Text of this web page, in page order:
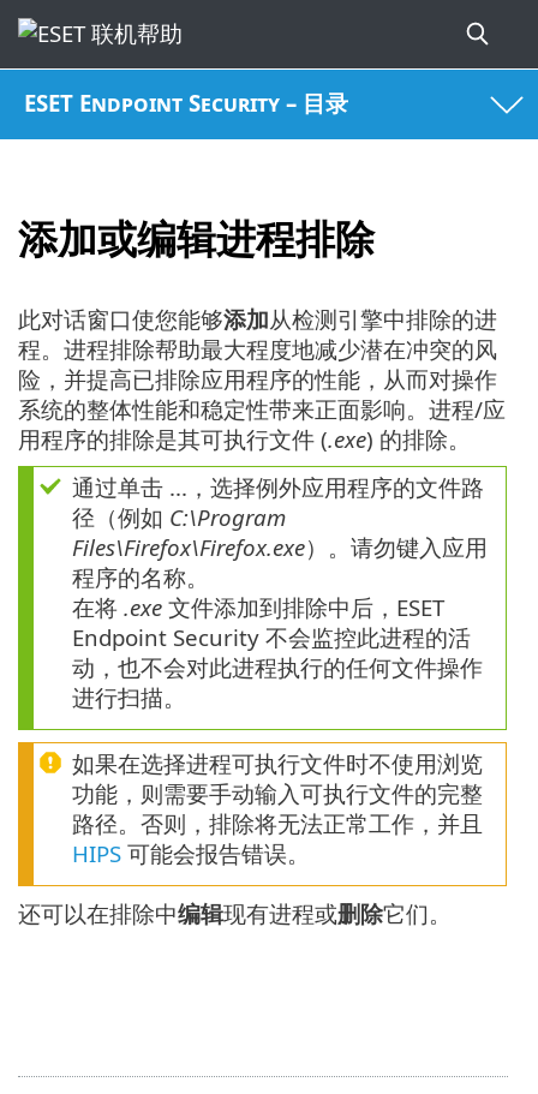
ESET Endpoint Security – 目录
添加或编辑进程排除
此对话窗口使您能够添加从检测引擎中排除的进
程。进程排除帮助最大程度地减少潜在冲突的风
险，并提高已排除应用程序的性能，从而对操作
系统的整体性能和稳定性带来正面影响。进程/应
用程序的排除是其可执行文件 (.exe) 的排除。
通过单击 ...，选择例外应用程序的文件路
径（例如 C:\Program
Files\Firefox\Firefox.exe）。请勿键入应用
程序的名称。
在将 .exe 文件添加到排除中后，ESET
Endpoint Security 不会监控此进程的活
动，也不会对此进程执行的任何文件操作
进行扫描。
如果在选择进程可执行文件时不使用浏览
功能，则需要手动输入可执行文件的完整
路径。否则，排除将无法正常工作，并且
HIPS 可能会报告错误。
还可以在排除中编辑现有进程或删除它们。